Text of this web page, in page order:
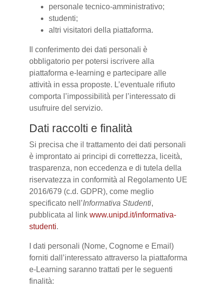
personale tecnico-amministrativo;
studenti;
altri visitatori della piattaforma.
Il conferimento dei dati personali è
obbligatorio per potersi iscrivere alla
piattaforma e-learning e partecipare alle
attività in essa proposte. L’eventuale rifiuto
comporta l’impossibilità per l’interessato di
usufruire del servizio.
Dati raccolti e finalità
Si precisa che il trattamento dei dati personali
è improntato ai principi di correttezza, liceità,
trasparenza, non eccedenza e di tutela della
riservatezza in conformità al Regolamento UE
2016/679 (c.d. GDPR), come meglio
specificato nell’Informativa Studenti,
pubblicata al link www.unipd.it/informativa-
studenti.
I dati personali (Nome, Cognome e Email)
forniti dall’interessato attraverso la piattaforma
e-Learning saranno trattati per le seguenti
finalità: